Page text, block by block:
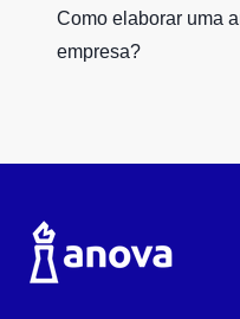
Como elaborar uma
empresa?